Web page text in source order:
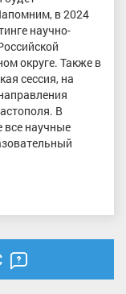
в 2024
научно-
округе. Также в
сессия, на
В
все научные